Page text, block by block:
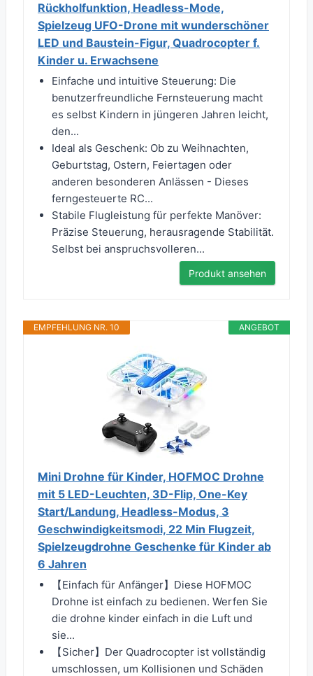
Rückholfunktion, Headless-Mode,
Spielzeug UFO-Drone mit wunderschöner
LED und Baustein-Figur, Quadrocopter f.
Kinder u. Erwachsene
Einfache und intuitive Steuerung: Die
benutzerfreundliche Fernsteuerung macht
es selbst Kindern in jüngeren Jahren leicht,
den...
Ideal als Geschenk: Ob zu Weihnachten,
Geburtstag, Ostern, Feiertagen oder
anderen besonderen Anlässen - Dieses
ferngesteuerte RC...
Stabile Flugleistung für perfekte Manöver:
Präzise Steuerung, herausragende Stabilität.
Selbst bei anspruchsvolleren...
Produkt ansehen
ANGEBOT
EMPFEHLUNG NR. 10
Mini Drohne für Kinder, HOFMOC Drohne
mit 5 LED-Leuchten, 3D-Flip, One-Key
Start/Landung, Headless-Modus, 3
Geschwindigkeitsmodi, 22 Min Flugzeit,
Spielzeugdrohne Geschenke für Kinder ab
6 Jahren
【Einfach für Anfänger】Diese HOFMOC
Drohne ist einfach zu bedienen. Werfen Sie
die drohne kinder einfach in die Luft und
sie...
【Sicher】Der Quadrocopter ist vollständig
umschlossen, um Kollisionen und Schäden